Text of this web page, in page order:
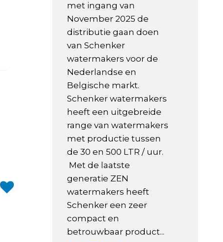
met ingang van
November 2025 de
distributie gaan doen
van Schenker
watermakers voor de
Nederlandse en
Belgische markt.
Schenker watermakers
heeft een uitgebreide
range van watermakers
met productie tussen
de 30 en 500 LTR / uur.
Met de laatste
generatie ZEN
watermakers heeft
Schenker een zeer
compact en
betrouwbaar product...